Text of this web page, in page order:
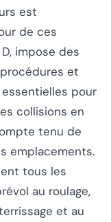
est
de ces
impose des
et
pour
collisions en
tenu de
emplacements.
tous les
au roulage,
et au